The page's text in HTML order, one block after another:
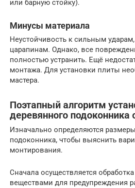
или барную стойку).
Минусы материала
Неустойчивость к сильным
царапинам. Однако, все
полностью устранить. Ещё
монтажа. Для установки плиты
мастера.
Поэтапный алгоритм
деревянного подоконника
Изначально определяются
подоконника, чтобы выяснить
монтирования.
Сначала осуществляется
веществами для предупреждения